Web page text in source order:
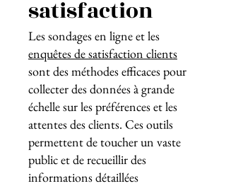
satisfaction
Les sondages en ligne et les
enquêtes de satisfaction clients
sont des méthodes efficaces pour
collecter des données à grande
échelle sur les préférences et les
attentes des clients. Ces outils
permettent de toucher un vaste
public et de recueillir des
informations détaillées